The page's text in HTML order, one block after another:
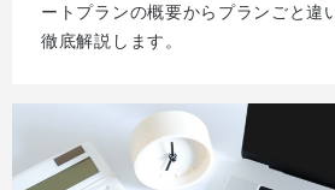
ートプランの概要からプランごと違
徹底解説します。